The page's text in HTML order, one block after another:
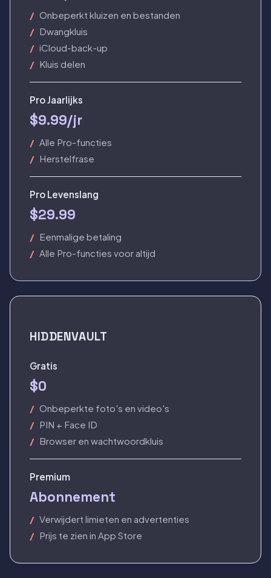
Onbeperkt kluizen en bestanden
Dwangkluis
iCloud-back-up
Kluis delen
Pro Jaarlijks
$9.99/jr
Alle Pro-functies
Herstelfrase
Pro Levenslang
$29.99
Eenmalige betaling
Alle Pro-functies voor altijd
HIDDENVAULT
Gratis
$0
Onbeperkte foto's en video's
PIN + Face ID
Browser en wachtwoordkluis
Premium
Abonnement
Verwijdert limieten en advertenties
Prijs te zien in App Store